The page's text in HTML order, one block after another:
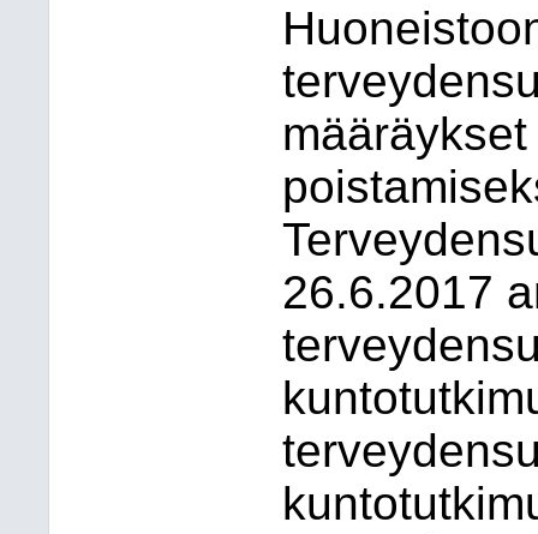
26.6.2017